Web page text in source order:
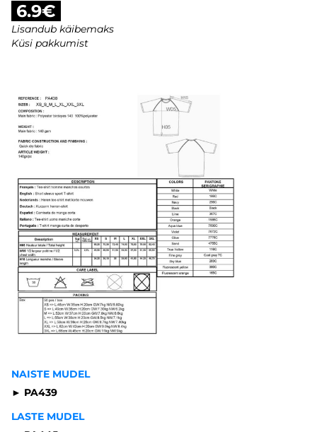
6.9€
Lisandub käibemaks
Küsi pakkumist
NAISTE MUDEL
► PA439
LASTE MUDEL